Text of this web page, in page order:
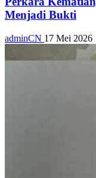
Menjadi Bukti
adminCN 17 Mei 2026